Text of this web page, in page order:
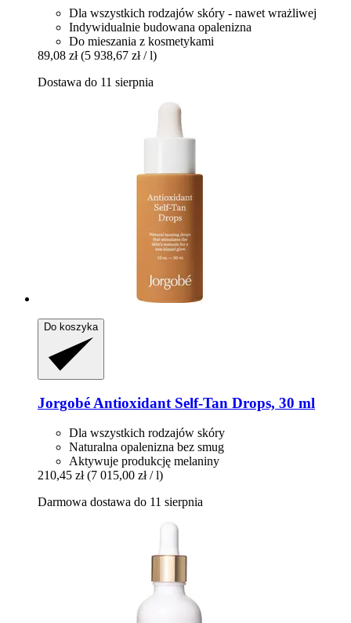
Dla wszystkich rodzajów skóry - nawet wrażliwej
Indywidualnie budowana opalenizna
Do mieszania z kosmetykami
89,08 zł (5 938,67 zł / l)
Dostawa do 11 sierpnia
Do koszyka
Jorgobé Antioxidant Self-​Tan Drops, 30 ml
Dla wszystkich rodzajów skóry
Naturalna opalenizna bez smug
Aktywuje produkcję melaniny
210,45 zł (7 015,00 zł / l)
Darmowa dostawa do 11 sierpnia